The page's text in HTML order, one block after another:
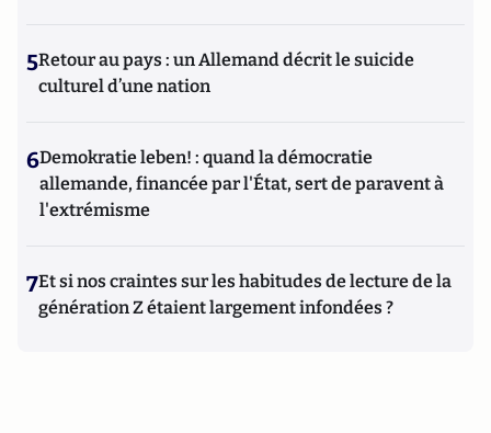
5Retour au pays : un Allemand décrit le suicide
culturel d’une nation
6Demokratie leben! : quand la démocratie
allemande, financée par l'État, sert de paravent à
l'extrémisme
7Et si nos craintes sur les habitudes de lecture de la
génération Z étaient largement infondées ?